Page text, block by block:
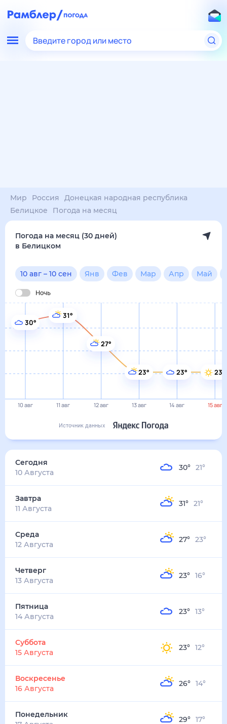
Введите город или место
Мир Россия
Донецкая народная республика
Белицкое
Погода на месяц
Погода на месяц (30 дней)
в Белицком
10 авг – 10 сен Янв Фев Мар Апр Май
Ночь
10 авг 11 авг 12 авг 13 авг 14 авг 15 авг
30°
31°
27°
23° 23° 23°
Источник данных
Сегодня
10 Августа
30° 21°
Завтра
11 Августа
31° 21°
Среда
12 Августа
27° 23°
Четверг
13 Августа
23° 16°
Пятница
14 Августа
23° 13°
Суббота
15 Августа
23° 12°
Воскресенье
16 Августа
26° 14°
Понедельник
29° 17°